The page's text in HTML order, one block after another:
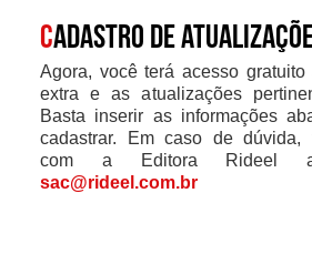
Cadastro de
Agora, você terá acesso gratuito
extra e as atualizações
Basta inserir as informações
cadastrar. Em caso de dúvida,
com a Editora Rideel
sac@rideel.com.br